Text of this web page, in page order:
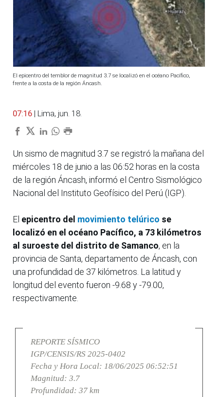
El epicentro del temblor de magnitud 3.7 se localizó en el océano Pacífico,
frente a la costa de la región Áncash.
07:16 | Lima, jun. 18.
Un sismo de magnitud 3.7 se registró la mañana del
miércoles 18 de junio a las 06:52 horas en la costa
de la región Áncash, informó el Centro Sismológico
Nacional del Instituto Geofísico del Perú (IGP).
El epicentro del movimiento telúrico se
localizó en el océano Pacífico, a 73 kilómetros
al suroeste del distrito de Samanco, en la
provincia de Santa, departamento de Áncash, con
una profundidad de 37 kilómetros. La latitud y
longitud del evento fueron -9.68 y -79.00,
respectivamente.
REPORTE SÍSMICO
IGP/CENSIS/RS 2025-0402
Fecha y Hora Local: 18/06/2025 06:52:51
Magnitud: 3.7
Profundidad: 37 km